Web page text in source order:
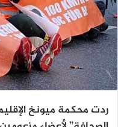
ردت محكمة ميونخ